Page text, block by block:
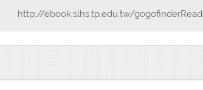
http://ebook.slhs.tp.edu.tw/